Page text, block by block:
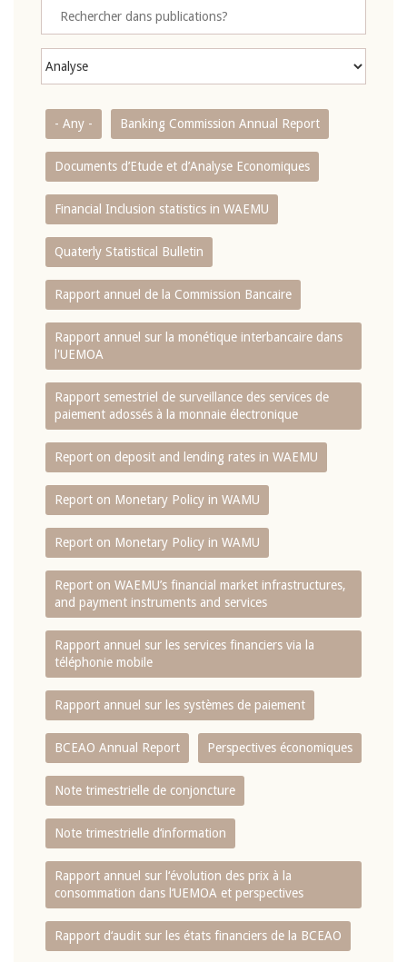
- Any - Banking Commission Annual Report
Documents d’Etude et d’Analyse Economiques
Financial Inclusion statistics in WAEMU
Quaterly Statistical Bulletin
Rapport annuel de la Commission Bancaire
Rapport annuel sur la monétique interbancaire dans
l'UEMOA
Rapport semestriel de surveillance des services de
paiement adossés à la monnaie électronique
Report on deposit and lending rates in WAEMU
Report on Monetary Policy in WAMU
Report on Monetary Policy in WAMU
Report on WAEMU’s financial market infrastructures,
and payment instruments and services
Rapport annuel sur les services financiers via la
téléphonie mobile
Rapport annuel sur les systèmes de paiement
BCEAO Annual Report Perspectives économiques
Note trimestrielle de conjoncture
Note trimestrielle d‘information
Rapport annuel sur l‘évolution des prix à la
consommation dans l‘UEMOA et perspectives
Rapport d‘audit sur les états financiers de la BCEAO